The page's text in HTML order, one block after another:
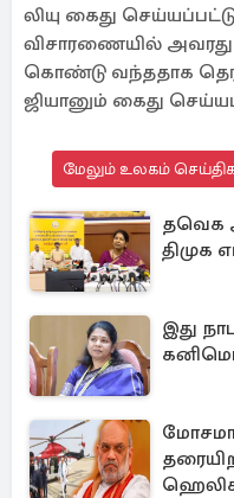
லியு கைது
விசாரணையில் அவரது
கொண்டு வந்ததாக
ஜியானும் கைது
மேலும் உலகம்
தவெக
திமுக
இது